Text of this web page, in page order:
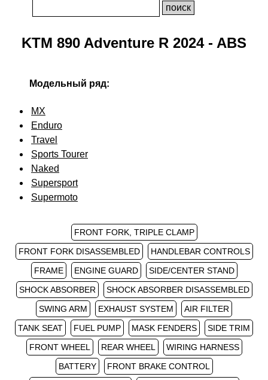
KTM 890 Adventure R 2024 - ABS
Модельный ряд:
MX
Enduro
Travel
Sports Tourer
Naked
Supersport
Supermoto
FRONT FORK, TRIPLE CLAMP
FRONT FORK DISASSEMBLED
HANDLEBAR CONTROLS
FRAME
ENGINE GUARD
SIDE/CENTER STAND
SHOCK ABSORBER
SHOCK ABSORBER DISASSEMBLED
SWING ARM
EXHAUST SYSTEM
AIR FILTER
TANK SEAT
FUEL PUMP MASK FENDERS
SIDE TRIM
FRONT WHEEL
REAR WHEEL
WIRING HARNESS
BATTERY
FRONT BRAKE CONTROL